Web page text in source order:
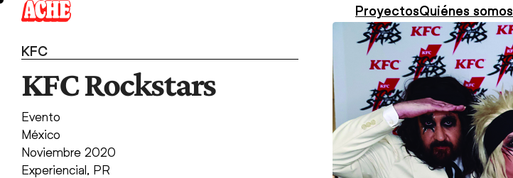
Skip
content
ProyectosQuiénes somos
KFC
KFC Rockstars
Evento
México
Noviembre 2020
Experiencial, PR